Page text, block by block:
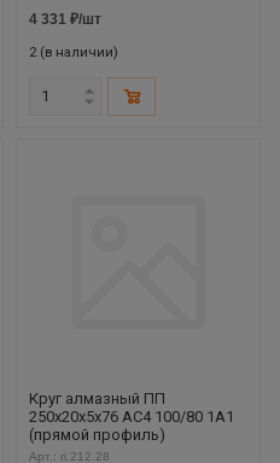
4 331 ₽/шт
2 (в наличии)
Круг алмазный ПП
250х20х5х76 АС4 100/80 1А1
(прямой профиль)
Арт.: ri.212.28